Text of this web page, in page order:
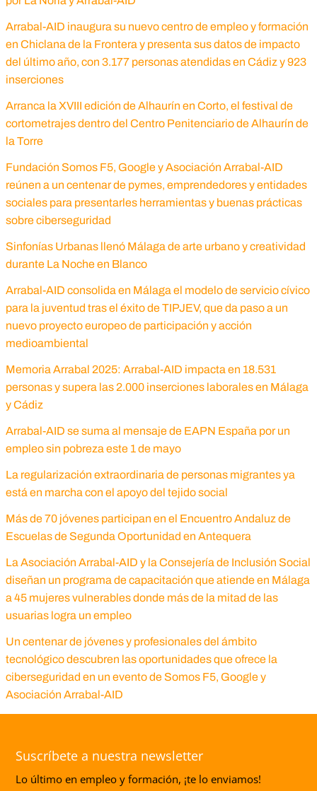
Arrabal-AID inaugura su nuevo centro de empleo y formación
en Chiclana de la Frontera y presenta sus datos de impacto
del último año, con 3.177 personas atendidas en Cádiz y 923
inserciones
Arranca la XVIII edición de Alhaurín en Corto, el festival de
cortometrajes dentro del Centro Penitenciario de Alhaurín de
la Torre
Fundación Somos F5, Google y Asociación Arrabal-AID
reúnen a un centenar de pymes, emprendedores y entidades
sociales para presentarles herramientas y buenas prácticas
sobre ciberseguridad
Sinfonías Urbanas llenó Málaga de arte urbano y creatividad
durante La Noche en Blanco
Arrabal-AID consolida en Málaga el modelo de servicio cívico
para la juventud tras el éxito de TIPJEV, que da paso a un
nuevo proyecto europeo de participación y acción
medioambiental
Memoria Arrabal 2025: Arrabal-AID impacta en 18.531
personas y supera las 2.000 inserciones laborales en Málaga
y Cádiz
Arrabal-AID se suma al mensaje de EAPN España por un
empleo sin pobreza este 1 de mayo
La regularización extraordinaria de personas migrantes ya
está en marcha con el apoyo del tejido social
Más de 70 jóvenes participan en el Encuentro Andaluz de
Escuelas de Segunda Oportunidad en Antequera
La Asociación Arrabal-AID y la Consejería de Inclusión Social
diseñan un programa de capacitación que atiende en Málaga
a 45 mujeres vulnerables donde más de la mitad de las
usuarias logra un empleo
Un centenar de jóvenes y profesionales del ámbito
tecnológico descubren las oportunidades que ofrece la
ciberseguridad en un evento de Somos F5, Google y
Asociación Arrabal-AID
Suscríbete a nuestra newsletter
Lo último en empleo y formación, ¡te lo enviamos!